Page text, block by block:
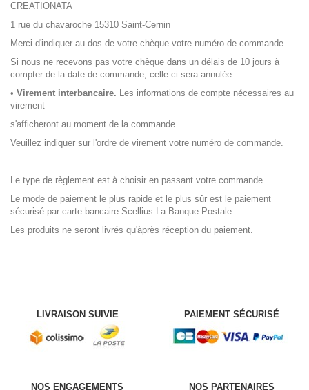
CREATIONATA
1 rue du chavaroche 15310 Saint-Cernin
Merci d'indiquer au dos de votre chèque votre numéro de commande.
Si nous ne recevons pas votre chèque dans un délais de 10 jours à
compter de la date de commande, celle ci sera annulée.
• Virement interbancaire. Les informations de compte nécessaires au
virement
s'afficheront au moment de la commande.
Veuillez indiquer sur l'ordre de virement votre numéro de commande.
Le type de règlement est à choisir en passant votre commande.
Le mode de paiement le plus rapide et le plus sûr est le paiement
sécurisé par carte bancaire Scellius La Banque Postale.
Les produits ne seront livrés qu'àprès réception du paiement.
LIVRAISON SUIVIE PAIEMENT SÉCURISÉ
NOS ENGAGEMENTS NOS PARTENAIRES